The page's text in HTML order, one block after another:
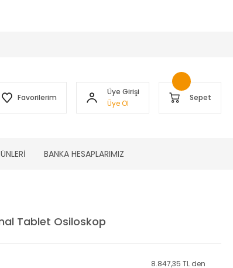
Favorilerim
Üye Girişi
Üye Ol
Sepet
BANKA HESAPLARIMIZ
Tablet Osiloskop
8.847,35 TL den